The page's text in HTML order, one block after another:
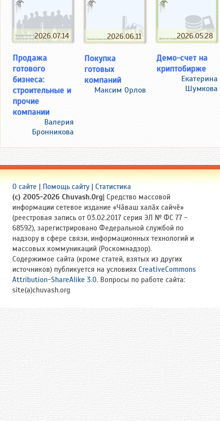
2026.07.14
Продажа
готового
бизнеса:
строительные и
прочие
компании
Валерия
Бронникова
2026.06.11
Покупка
готовых
компаний
Максим Орлов
2026.05.28
Демо-счет на
криптобирже
Екатерина
Шумкова
О сайте | Помощь сайту | Статистика
(c) 2005-2026 Chuvash.Org| Средство массовой
информации сетевое издание «Чӑваш халӑх сайчӗ»
(реестровая запись от 03.02.2017 серия ЭЛ № ФС 77 -
68592), зарегистрировано Федеральной службой по
надзору в сфере связи, информационных технологий и
массовых коммуникаций (Роскомнадзор).
Содержимое сайта (кроме статей, взятых из других
источников) публикуется на условиях CreativeCommons
Attribution-ShareAlike 3.0. Вопросы по работе сайта:
site(a)chuvash.org